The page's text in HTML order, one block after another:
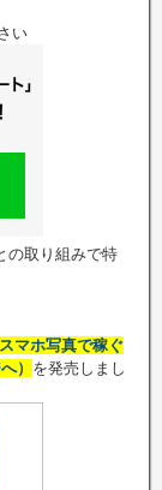
い
の取り組みで特
マホ写真で稼ぐ
） を発売しまし